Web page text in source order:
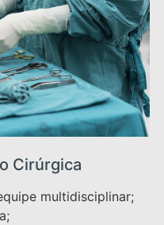
Cirúrgica
multidisciplinar;